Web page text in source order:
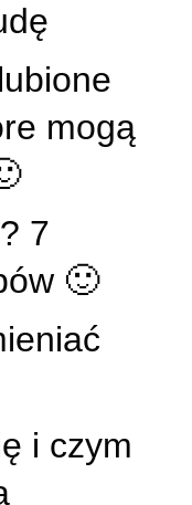
mogą
7
🙂
i czym